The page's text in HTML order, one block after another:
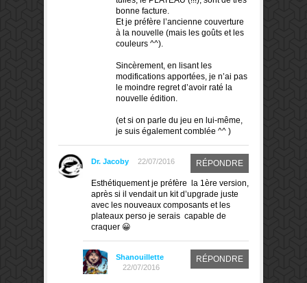
bonne facture.
Et je préfère l’ancienne couverture
à la nouvelle (mais les goûts et les
couleurs ^^).
Sincèrement, en lisant les
modifications apportées, je n’ai pas
le moindre regret d’avoir raté la
nouvelle édition.
(et si on parle du jeu en lui-même,
je suis également comblée ^^ )
Dr. Jacoby 22/07/2016 RÉPONDRE
Esthétiquement je préfère la 1ère version,
après si il vendait un kit d’upgrade juste
avec les nouveaux composants et les
plateaux perso je serais capable de
craquer 😀
Shanouillette
22/07/2016
RÉPONDRE